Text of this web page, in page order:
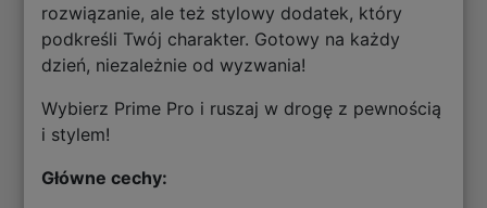
rozwiązanie, ale też stylowy dodatek, który
podkreśli Twój charakter. Gotowy na każdy
dzień, niezależnie od wyzwania!
Wybierz Prime Pro i ruszaj w drogę z pewnością
i stylem!
Główne cechy: